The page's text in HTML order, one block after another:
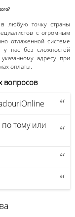
в любую точку страны
с огромным
отлаженной системе
у нас без сложностей
адресу при
оплаты.
вопросов
тому или